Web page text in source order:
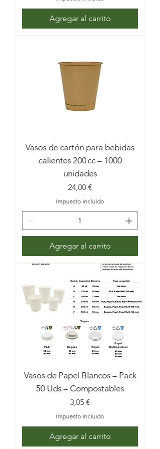
Agregar al carrito
Vasos de cartón para bebidas
calientes 200 cc – 1000
unidades
Precio
24,00 €
Impuesto incluido
Agregar al carrito
Vasos de Papel Blancos – Pack
50 Uds – Compostables
Precio
3,05 €
Impuesto incluido
Agregar al carrito